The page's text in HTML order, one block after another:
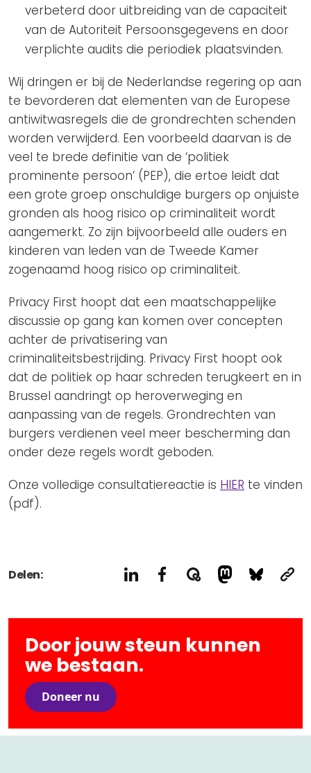
verbeterd door uitbreiding van de capaciteit
van de Autoriteit Persoonsgegevens en door
verplichte audits die periodiek plaatsvinden.
Wij dringen er bij de Nederlandse regering op aan
te bevorderen dat elementen van de Europese
antiwitwasregels die de grondrechten schenden
worden verwijderd. Een voorbeeld daarvan is de
veel te brede definitie van de ‘politiek
prominente persoon’ (PEP), die ertoe leidt dat
een grote groep onschuldige burgers op onjuiste
gronden als hoog risico op criminaliteit wordt
aangemerkt. Zo zijn bijvoorbeeld alle ouders en
kinderen van leden van de Tweede Kamer
zogenaamd hoog risico op criminaliteit.
Privacy First hoopt dat een maatschappelijke
discussie op gang kan komen over concepten
achter de privatisering van
criminaliteitsbestrijding. Privacy First hoopt ook
dat de politiek op haar schreden terugkeert en in
Brussel aandringt op heroverweging en
aanpassing van de regels. Grondrechten van
burgers verdienen veel meer bescherming dan
onder deze regels wordt geboden.
Onze volledige consultatiereactie is HIER te vinden
(pdf).
Delen:
Door jouw steun kunnen
we bestaan.
Doneer nu